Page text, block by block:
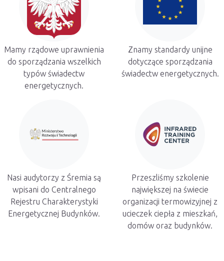
Mamy rządowe uprawnienia
do sporządzania wszelkich
typów świadectw
energetycznych.
Znamy standardy unijne
dotyczące sporządzania
świadectw energetycznych.
Nasi audytorzy z Śremia są
wpisani do Centralnego
Rejestru Charakterystyki
Energetycznej Budynków.
Przeszliśmy szkolenie
największej na świecie
organizacji termowizyjnej z
ucieczek ciepła z mieszkań,
domów oraz budynków.